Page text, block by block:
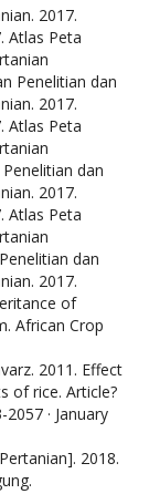
2017.
Atlas Peta
Penelitian dan
2017.
Atlas Peta
dan
2017.
Atlas Peta
dan
2017.
of
African Crop
2011. Effect
of rice. Article?
· January
2018.